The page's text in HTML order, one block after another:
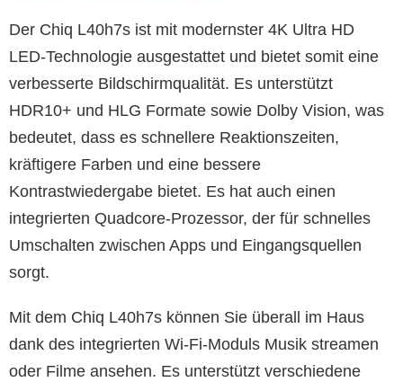
Der Chiq L40h7s ist mit modernster 4K Ultra HD
LED-Technologie ausgestattet und bietet somit eine
verbesserte Bildschirmqualität. Es unterstützt
HDR10+ und HLG Formate sowie Dolby Vision, was
bedeutet, dass es schnellere Reaktionszeiten,
kräftigere Farben und eine bessere
Kontrastwiedergabe bietet. Es hat auch einen
integrierten Quadcore-Prozessor, der für schnelles
Umschalten zwischen Apps und Eingangsquellen
sorgt.
Mit dem Chiq L40h7s können Sie überall im Haus
dank des integrierten Wi-Fi-Moduls Musik streamen
oder Filme ansehen. Es unterstützt verschiedene